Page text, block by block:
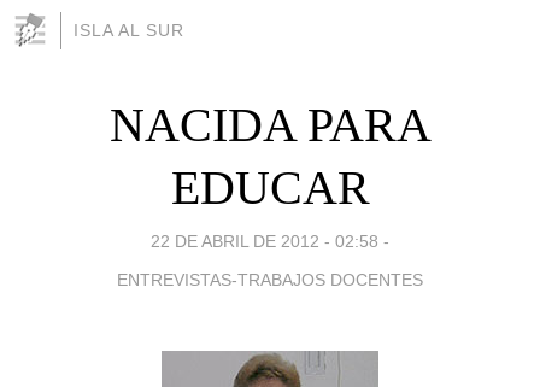
ISLA AL SUR
NACIDA PARA
EDUCAR
22 DE ABRIL DE 2012 - 02:58 -
ENTREVISTAS-TRABAJOS DOCENTES